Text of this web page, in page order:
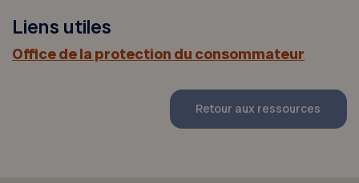
Liens utiles
Office de la protection du consommateur
Retour aux ressources